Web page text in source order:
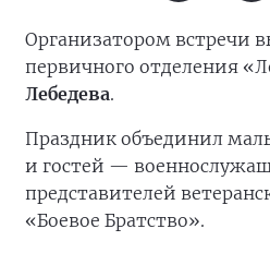
Организатором встречи
первичного отделения
Лебедева.
Праздник объединил
и гостей —
представителей
«Боевое Братство».